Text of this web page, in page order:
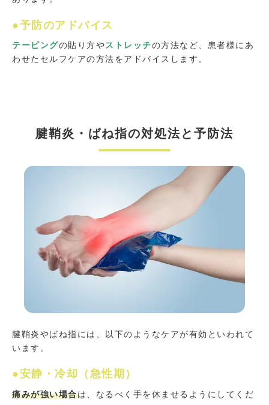
●予防のアドバイス
テーピングの貼り方やストレッチの方法など、患者様にあ
わせたセルフケアの方法をアドバイスします。
腱鞘炎・ばね指の対処法と予防法
腱鞘炎やばね指には、以下のようなケアが有効といわれて
います。
●安静・冷却（急性期）
痛みが強い場合は、なるべく手を休ませるようにしてくだ